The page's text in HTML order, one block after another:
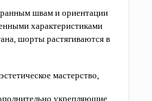
швам и ориентации
характеристиками
шорты растягиваются в
мастерство,
укрепляющие